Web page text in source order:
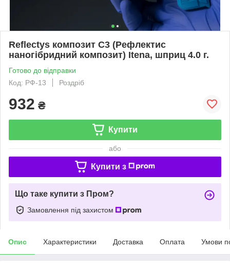
Reflectys композит С3 (Рефлектис
наногібридний композит) Itena, шприц 4.0 г.
Готово до відправки
Код: РФ-13
Роздріб
932 ₴
Купити
або
Купити з
Що таке купити з Пром?
Замовлення під захистом
Опис Характеристики Доставка Оплата Умови